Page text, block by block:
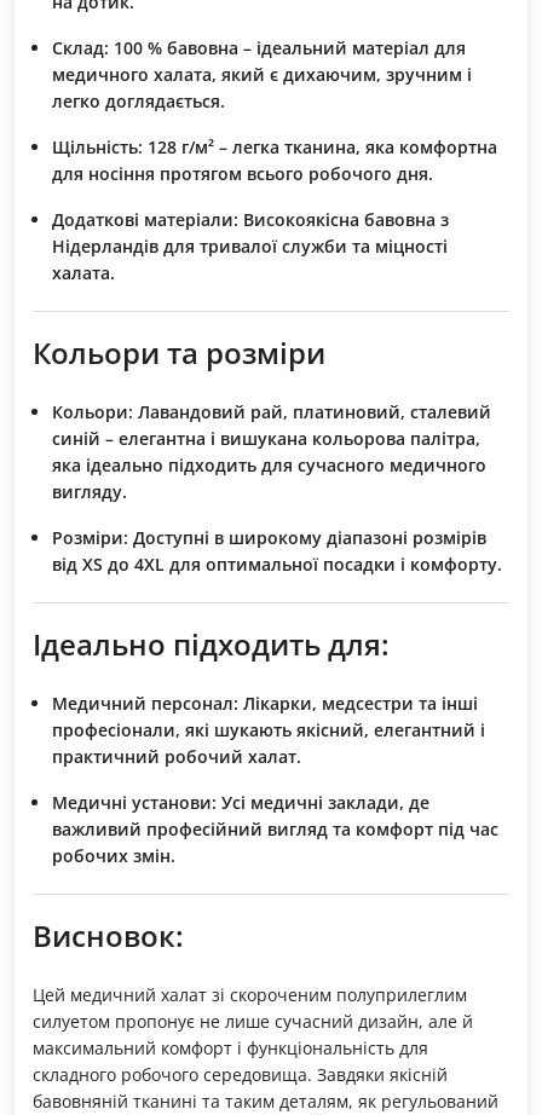
Склад: 100 % бавовна – ідеальний матеріал для
медичного халата, який є дихаючим, зручним і
легко доглядається.
Щільність: 128 г/м² – легка тканина, яка комфортна
для носіння протягом всього робочого дня.
Додаткові матеріали: Високоякісна бавовна з
Нідерландів для тривалої служби та міцності
халата.
Кольори та розміри
Кольори: Лавандовий рай, платиновий, сталевий
синій – елегантна і вишукана кольорова палітра,
яка ідеально підходить для сучасного медичного
вигляду.
Розміри: Доступні в широкому діапазоні розмірів
від XS до 4XL для оптимальної посадки і комфорту.
Ідеально підходить для:
Медичний персонал: Лікарки, медсестри та інші
професіонали, які шукають якісний, елегантний і
практичний робочий халат.
Медичні установи: Усі медичні заклади, де
важливий професійний вигляд та комфорт під час
робочих змін.
Висновок:
Цей медичний халат зі скороченим полуприлеглим
силуетом пропонує не лише сучасний дизайн, але й
максимальний комфорт і функціональність для
складного робочого середовища. Завдяки якісній
бавовняній тканині та таким деталям, як регульований